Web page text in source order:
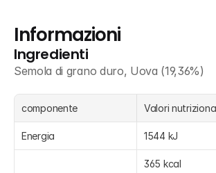
Informazioni
Ingredienti
Semola di grano duro, Uova (19,36%)
componente Valori
Energia 1544 kJ
365 kcal